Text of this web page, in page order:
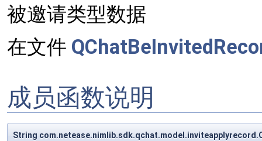
被邀请类型数据
在文件
成员函数说明
String